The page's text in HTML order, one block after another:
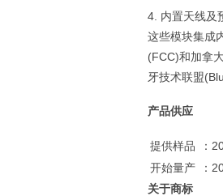
4. 内置天线及
这些模块集成
(FCC)和加拿
牙技术联盟
产品供应
提供样品
：
开始量产
：
关于商标